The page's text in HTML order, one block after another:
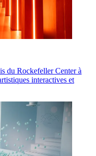
du Rockefeller Center à
interactives et